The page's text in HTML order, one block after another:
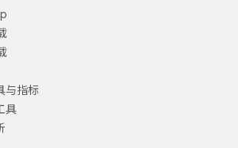
与指标
具